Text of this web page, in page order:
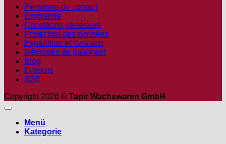
Personne de contact
Empreinte
Conditions générales
Protection des données
Expédition et livraison
Méthodes de paiement
Blog
Emplois
B2B
Copyright 2026 © Tapir Wachswaren GmbH
Menü
Kategorie